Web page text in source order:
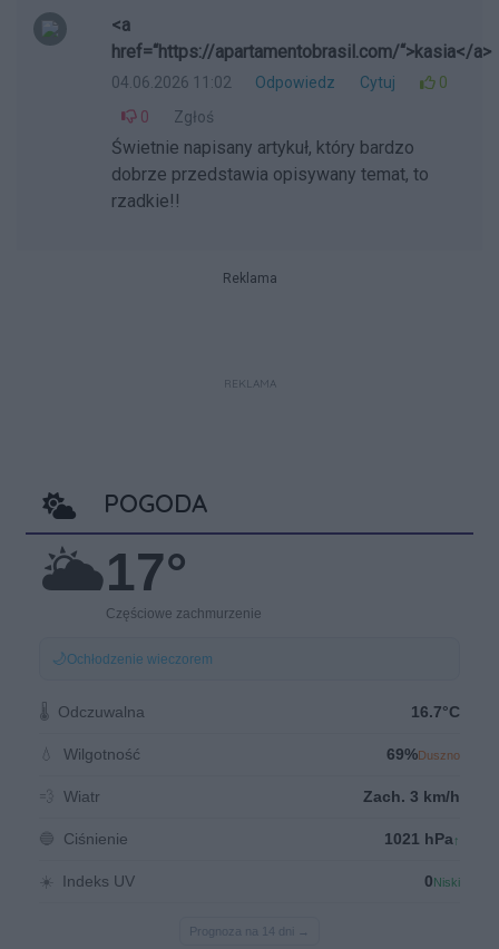
<a
href=“https://apartamentobrasil.com/“>kasia</a>
04.06.2026 11:02 Odpowiedz Cytuj
0
0
Zgłoś
Świetnie napisany artykuł, który bardzo
dobrze przedstawia opisywany temat, to
rzadkie!!
Reklama
REKLAMA
POGODA